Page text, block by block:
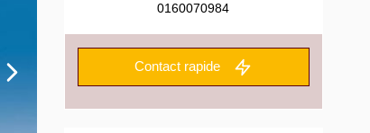
0160070984
Contact rapide